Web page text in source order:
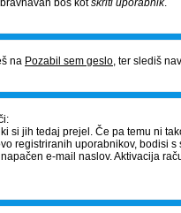
boš kotskriti uporabnik.
na Pozabil sem geslo, ter slediš
si jih tedaj prejel. Če pa temu ni
registriranih uporabnikov, bodisi
e-mail naslov. Aktivacija